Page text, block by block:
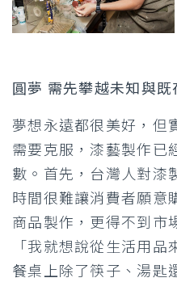
圓夢 需先攀越未知與既
夢想永遠都很美好，但
需要克服，漆藝製作已
數。首先，台灣人對漆
時間很難讓消費者願意
商品製作，更得不到市
「我就想說從生活用品
餐桌上除了筷子、湯匙